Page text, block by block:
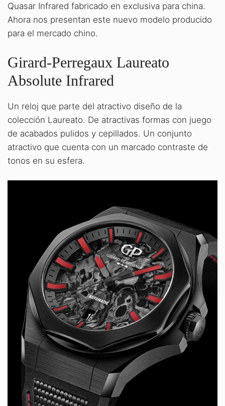
Quasar Infrared fabricado en exclusiva para china.
Ahora nos presentan este nuevo modelo producido
para el mercado chino.
Girard-Perregaux Laureato
Absolute Infrared
Un reloj que parte del atractivo diseño de la
colección Laureato. De atractivas formas con juego
de acabados pulidos y cepillados. Un conjunto
atractivo que cuenta con un marcado contraste de
tonos en su esfera.